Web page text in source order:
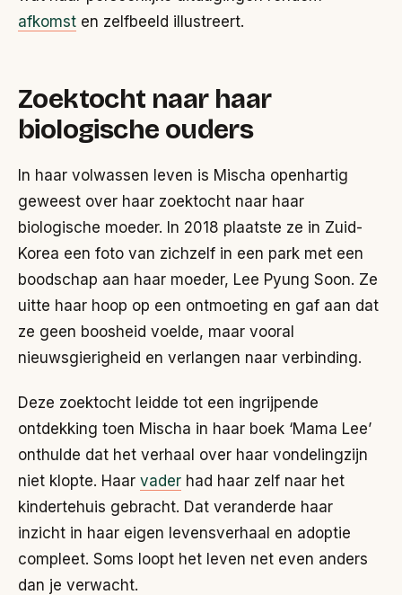
afkomst en zelfbeeld illustreert.
Zoektocht naar haar
biologische ouders
In haar volwassen leven is Mischa openhartig
geweest over haar zoektocht naar haar
biologische moeder. In 2018 plaatste ze in Zuid-
Korea een foto van zichzelf in een park met een
boodschap aan haar moeder, Lee Pyung Soon. Ze
uitte haar hoop op een ontmoeting en gaf aan dat
ze geen boosheid voelde, maar vooral
nieuwsgierigheid en verlangen naar verbinding.
Deze zoektocht leidde tot een ingrijpende
ontdekking toen Mischa in haar boek ‘Mama Lee’
onthulde dat het verhaal over haar vondelingzijn
niet klopte. Haar vader had haar zelf naar het
kindertehuis gebracht. Dat veranderde haar
inzicht in haar eigen levensverhaal en adoptie
compleet. Soms loopt het leven net even anders
dan je verwacht.